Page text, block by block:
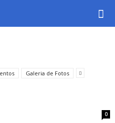
ferramentas
Galeria de Fotos
0